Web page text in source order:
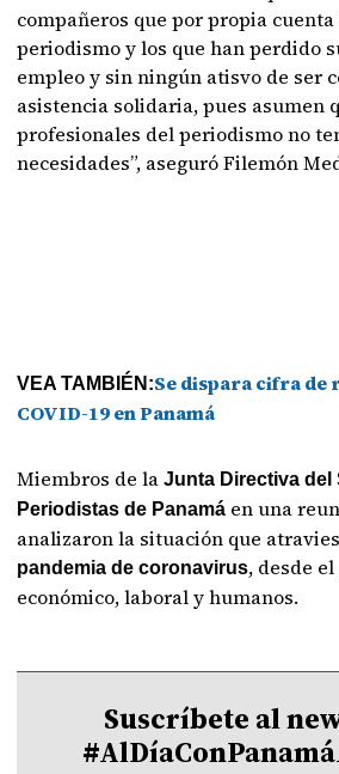
compañeros que por propia
periodismo y los que han perdido
empleo y sin ningún atisvo de ser
asistencia solidaria, pues asumen
profesionales del periodismo no
necesidades”, aseguró Filemón
VEA TAMBIÉN:Se dispara cifra de
COVID-19 en Panamá
Miembros de laJunta Directiva del
Periodistas de Panamá en una
analizaron la situación que
pandemia de coronavirus, desde
económico, laboral y humanos.
Suscríbete al